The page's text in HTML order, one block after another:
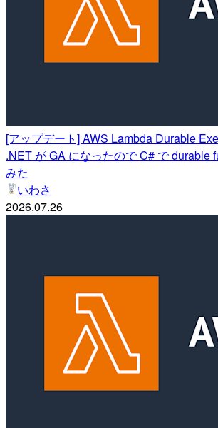
[アップデート] AWS Lambda Durable
.NET が GA になったので C# で durable
みた
いわさ
2026.07.26